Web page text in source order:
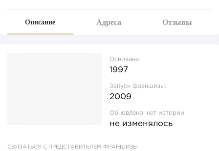
Описание Адреса Отзывы
Основана:
1997
Запуск франшизы:
2009
Обновлено: нет истории
не изменялось
СВЯЗАТЬСЯ С ПРЕДСТАВИТЕЛЕМ ФРАНШИЗЫ